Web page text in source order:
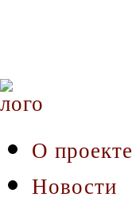
О проекте
Новости